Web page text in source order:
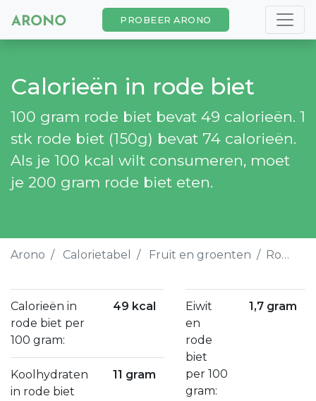
PROBEER ARONO
Calorieën in rode biet
100 gram rode biet bevat 49 calorieën. 1
stk rode biet (150g) bevat 74 calorieën.
Als je 100 kcal wilt consumeren, moet
je 200 gram rode biet eten.
Arono Calorietabel Fruit en groenten Rode biet
Calorieën in
rode biet per
100 gram:
49 kcal
Koolhydraten
in rode biet
11 gram
Eiwit
en
rode
biet
per 100
gram:
1,7 gram